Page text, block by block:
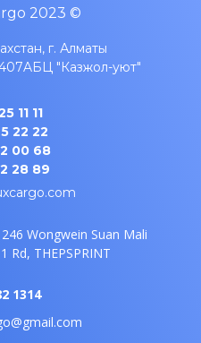
2023 ©
г. Алматы
БЦ "Казжол-уют"
11 11
22 22
00 68
28 89
246 Wongwein Suan Mali
Rd, THEPSPRINT
1314